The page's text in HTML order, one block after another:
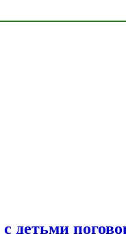
детьми